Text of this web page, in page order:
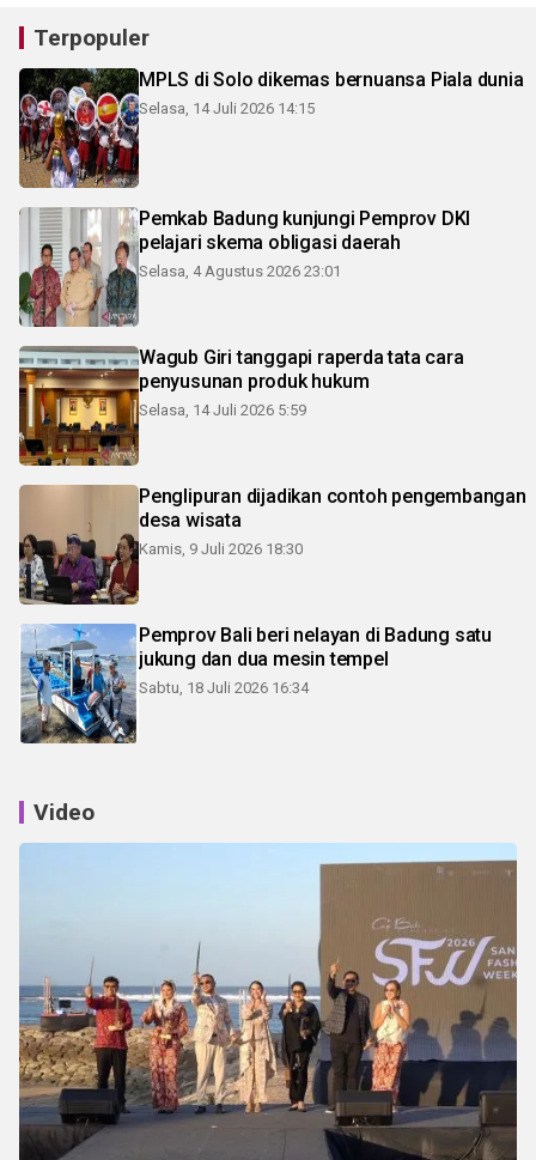
Terpopuler
MPLS di Solo dikemas bernuansa Piala dunia
Selasa, 14 Juli 2026 14:15
Pemkab Badung kunjungi Pemprov DKI
pelajari skema obligasi daerah
Selasa, 4 Agustus 2026 23:01
Wagub Giri tanggapi raperda tata cara
penyusunan produk hukum
Selasa, 14 Juli 2026 5:59
Penglipuran dijadikan contoh pengembangan
desa wisata
Kamis, 9 Juli 2026 18:30
Pemprov Bali beri nelayan di Badung satu
jukung dan dua mesin tempel
Sabtu, 18 Juli 2026 16:34
Video